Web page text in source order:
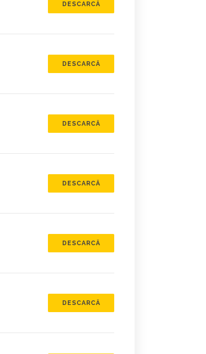
DESCARCĂ
DESCARCĂ
DESCARCĂ
DESCARCĂ
DESCARCĂ
DESCARCĂ